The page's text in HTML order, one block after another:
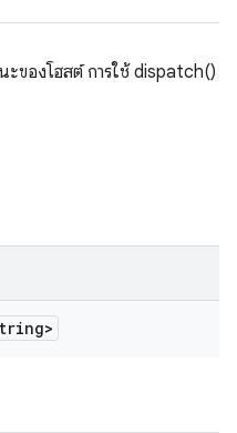
ะของโฮสต์ การใช้ dispatch()